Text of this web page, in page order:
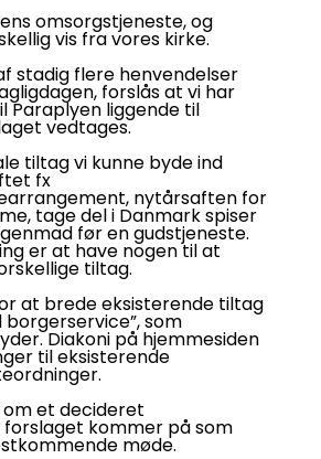
omsorgstjeneste, og
vis fra vores kirke.
stadig flere henvendelser
forslås at vi har
Paraplyen liggende til
vedtages.
tiltag vi kunne byde ind
fx
nytårsaften for
tage del i Danmark spiser
før en gudstjeneste.
er at have nogen til at
tiltag.
at brede eksisterende tiltag
som
Diakoni på hjemmesiden
til eksisterende
et decideret
forslaget kommer på som
møde.